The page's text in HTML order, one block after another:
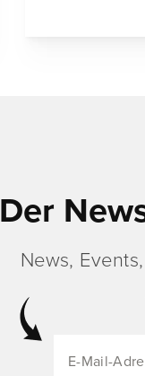
Der
News,